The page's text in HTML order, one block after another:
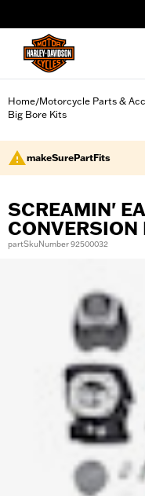
Home/Motorcycle Parts &
Big Bore Kits
makeSurePartFits
SCREAMIN'
CONVERSION
partSkuNumber 92500032